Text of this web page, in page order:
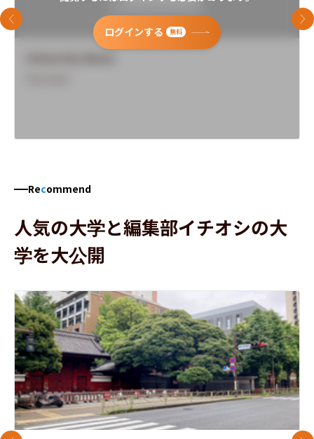
ログインする 無料
前のスライド 次
Recommend
人気の大学と編集部イチオシの大
学を大公開